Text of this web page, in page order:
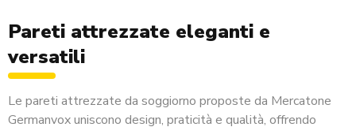
Pareti attrezzate eleganti e
versatili
Le pareti attrezzate da soggiorno proposte da Mercatone
Germanvox uniscono design, praticità e qualità, offrendo